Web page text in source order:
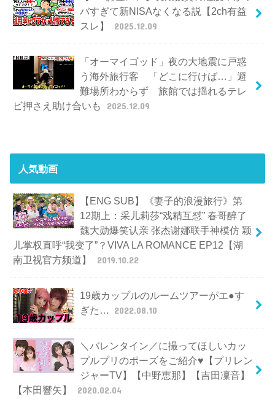
バすぎて新NISAなくなる説【2ch有益
スレ】
2025.12.09
「オーマイゴッド」夜の大地震に戸惑
う海外旅行客 「どこに行けば…」避
難場所わからず 旅館では揺れるテレ
ビ押さえ助け合いも
2025.12.09
人気動画
【ENG SUB】《妻子的浪漫旅行》第
12期上：采儿莉莎“戏精互怼” 春哥醉了
魏大勋爆笑认亲 张杰谢娜联手神模仿 颖
儿掌权直呼“我变了”？VIVA LA ROMANCE EP12【湖
南卫视官方频道】
2019.10.22
19歳カップルのルームツアーがエ●す
ぎた…
2022.08.10
＼バレンタイン／に撮ってほしいカッ
プルプリのポーズをご紹介♥【プリレン
ジャーTV】【中野恵那】【吉田凜音】
【本田響矢】
2020.02.04